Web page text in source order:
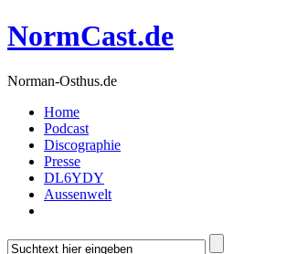
NormCast.de
Norman-Osthus.de
Home
Podcast
Discographie
Presse
DL6YDY
Aussenwelt